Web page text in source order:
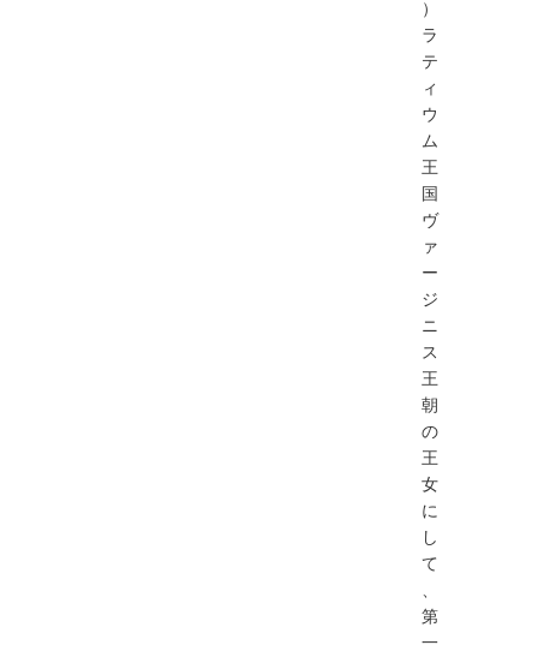
）
ラ
テ
ィ
ウ
ム
王
国
ヴ
ァ
ー
ジ
ニ
ス
王
朝
の
王
⼥
に
し
て
、
第
⼀